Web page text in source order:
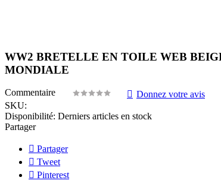
WW2 BRETELLE EN TOILE WEB
MONDIALE
Commentaire
Donnez votre avis
SKU:
Disponibilité: Derniers articles en stock
Partager
Partager
Tweet
Pinterest